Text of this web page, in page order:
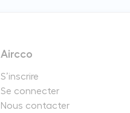
Aircco
S’inscrire
Se connecter
Nous contacter